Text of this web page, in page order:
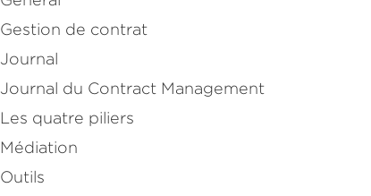
Gestion de contrat
Journal
Journal du Contract Management
Les quatre piliers
Médiation
Outils